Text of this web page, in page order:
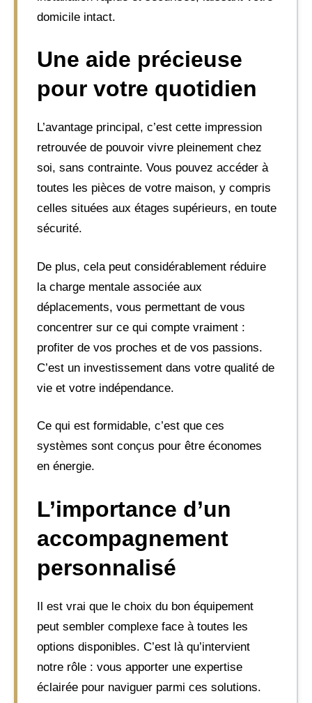
domicile intact.
Une aide précieuse
pour votre quotidien
L’avantage principal, c’est cette impression
retrouvée de pouvoir vivre pleinement chez
soi, sans contrainte. Vous pouvez accéder à
toutes les pièces de votre maison, y compris
celles situées aux étages supérieurs, en toute
sécurité.
De plus, cela peut considérablement réduire
la charge mentale associée aux
déplacements, vous permettant de vous
concentrer sur ce qui compte vraiment :
profiter de vos proches et de vos passions.
C’est un investissement dans votre qualité de
vie et votre indépendance.
Ce qui est formidable, c’est que ces
systèmes sont conçus pour être économes
en énergie.
L’importance d’un
accompagnement
personnalisé
Il est vrai que le choix du bon équipement
peut sembler complexe face à toutes les
options disponibles. C’est là qu’intervient
notre rôle : vous apporter une expertise
éclairée pour naviguer parmi ces solutions.